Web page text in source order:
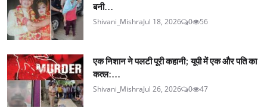
बनी...
Shivani_MishraJul 18, 2026 0 56
एक निशान ने पलटी पूरी कहानी; यूपी में एक और पति का
कत्ल:...
Shivani_MishraJul 26, 2026 0 47